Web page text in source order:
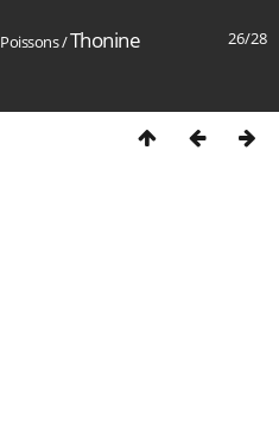
26/28
Poissons/Thonine